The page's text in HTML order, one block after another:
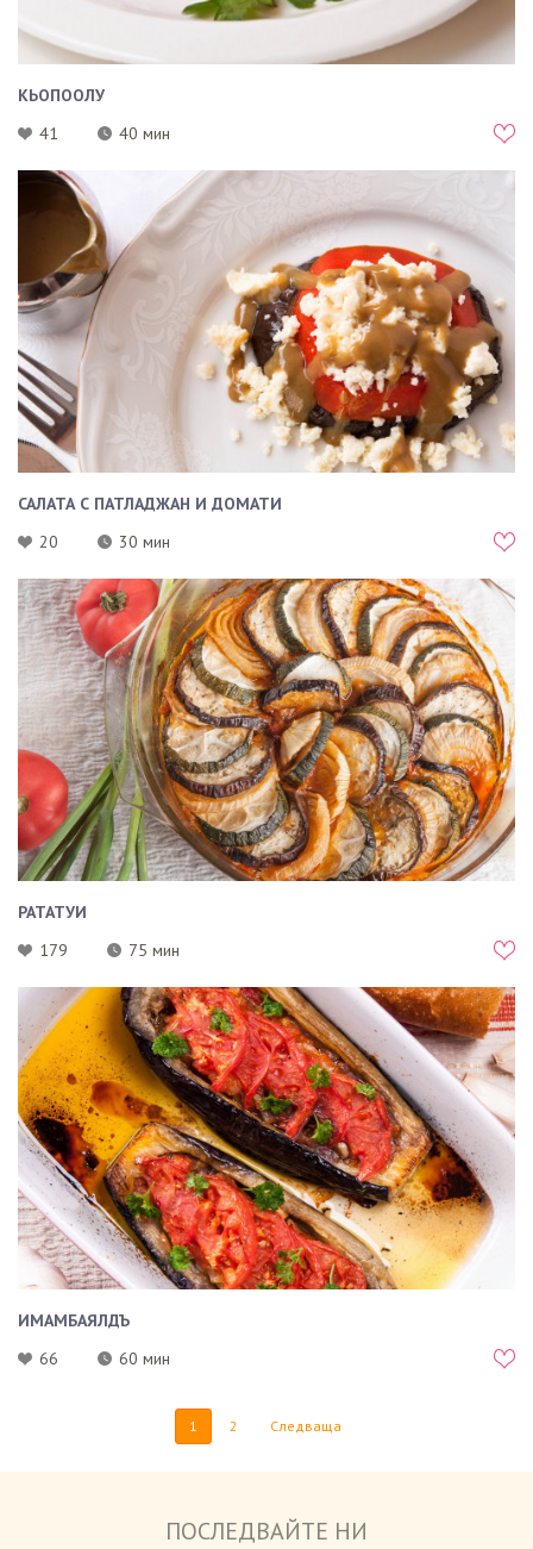
КЬОПООЛУ
41
40 мин
САЛАТА С ПАТЛАДЖАН И ДОМАТИ
20
30 мин
РАТАТУИ
179
75 мин
ИМАМБАЯЛДЪ
66
60 мин
1 2 Следваща
ПОСЛЕДВАЙТЕ НИ